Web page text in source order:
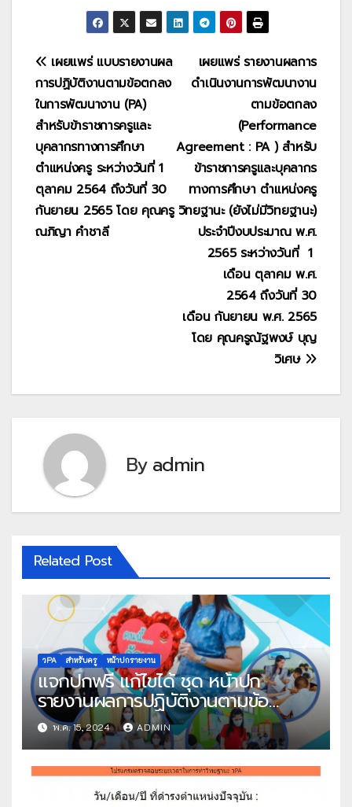
แนะแนว
เรื่อง
เผยแพร่ รายงานผลการ
ดำเนินงานการพัฒนางาน
ตามข้อตกลง
(Performance
Agreement : PA ) สำหรับ
ข้าราชการครูและบุคลากร
ทางการศึกษา ตำแหน่งครู
วิทยฐานะ (ยังไม่มีวิทยฐานะ)
ประจำปีงบประมาณ พ.ศ.
2565 ระหว่างวันที่ 1
เดือน ตุลาคม พ.ศ.
2564 ถึงวันที่ 30
เดือน กันยายน พ.ศ. 2565
โดย คุณครูณัฐพงษ์ บุญ
วิเศษ
เผยแพร่ แบบรายงานผล
การปฏิบัติงานตามข้อตกลง
ในการพัฒนางาน (PA)
สำหรับข้าราชการครูและ
บุคลากรทางการศึกษา
ตำแหน่งครู ระหว่างวันที่ 1
ตุลาคม 2564 ถึงวันที่ 30
กันยายน 2565 โดย คุณครู
ณภิญา คำชาลี
Byadmin
Related Post
วPA สำหรับครู หน้าปกรายงาน
แจกปกฟรี แก้ไขได้ ชุด หน้าปก
รายงานผลการปฏิบัติงานตามข้อ
ตกลง(PA) สำหรับข้าราชการครูและ
บุคลากรทางการศึกษา ตำแหน่ง ครู
ไฟล์ Power Point แก้ไขได้ โดย
คุณครูละออ กองรส
พ.ค. 15, 2024 ADMIN